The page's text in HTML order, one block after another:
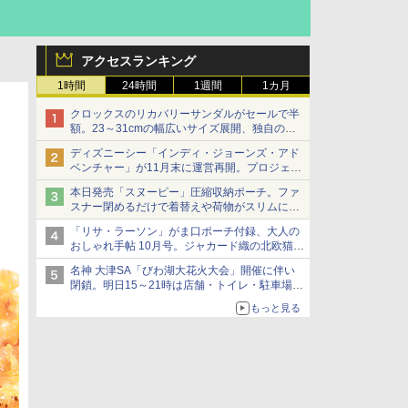
アクセスランキング
1時間 24時間 1週間 1カ月
クロックスのリカバリーサンダルがセールで半
額。23～31cmの幅広いサイズ展開、独自のク
ッション素材を採用
ディズニーシー「インディ・ジョーンズ・アド
ベンチャー」が11月末に運営再開。プロジェク
ションマッピングを追加、DPAは1500円
本日発売「スヌーピー」圧縮収納ポーチ。ファ
スナー閉めるだけで着替えや荷物がスリムにま
とまる
「リサ・ラーソン」がま口ポーチ付録、大人の
おしゃれ手帖 10月号。ジャカード織の北欧猫デ
ザイン
名神 大津SA「びわ湖大花火大会」開催に伴い
閉鎖。明日15～21時は店舗・トイレ・駐車場の
もっと見る